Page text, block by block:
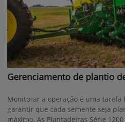
Gerenciamento de plantio
Monitorar a operação é uma
garantir que cada semente seja
máximo. As Plantadeiras Série